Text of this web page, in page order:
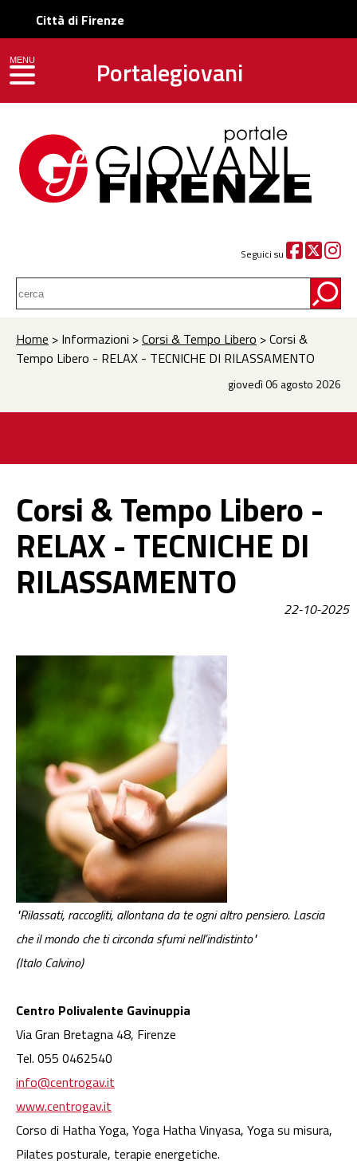
Città di Firenze
Portalegiovani
Seguici su
MENU
toggle navigation
Home > Informazioni >Corsi & Tempo Libero > Corsi &
Tempo Libero - RELAX - TECNICHE DI RILASSAMENTO
giovedì 06 agosto 2026
Corsi & Tempo Libero -
RELAX - TECNICHE DI
RILASSAMENTO
22-10-2025
"Rilassati, raccogliti, allontana da te ogni altro pensiero. Lascia
che il mondo che ti circonda sfumi nell’indistinto"
(Italo Calvino)
Centro Polivalente Gavinuppia
Via Gran Bretagna 48, Firenze
Tel. 055 0462540
info@centrogav.it
www.centrogav.it
Corso di Hatha Yoga, Yoga Hatha Vinyasa, Yoga su misura,
Pilates posturale, terapie energetiche.